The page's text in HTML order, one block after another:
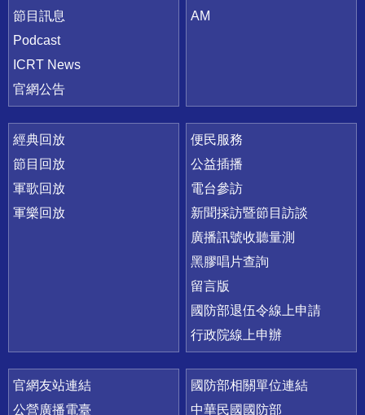
節目訊息
Podcast
ICRT News
官網公告
AM
經典回放
節目回放
軍歌回放
軍樂回放
便民服務
公益插播
電台參訪
新聞採訪暨節目訪談
廣播訊號收聽量測
黑膠唱片查詢
留言版
國防部退伍令線上申請
行政院線上申辦
官網友站連結
公營廣播電臺
國防部相關單位連結
中華民國國防部